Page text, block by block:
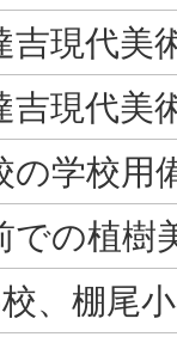
吉現代美
吉現代
の学校用
での植樹
、棚尾